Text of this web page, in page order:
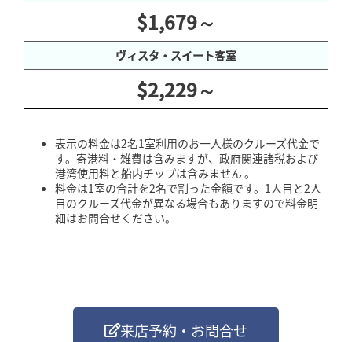
$1,679～
ヴィスタ・スイート客室
$2,229～
表示の料金は2名1室利用のお一人様のクルーズ代金で
す。寄港料・雑費は含みますが、政府関連諸税および
港湾使用料と船内チップは含みません 。
料金は1室の合計を2名で割った金額です。1人目と2人
目のクルーズ代金が異なる場合もありますので料金明
細はお問合せください。
来店予約・お問合せ